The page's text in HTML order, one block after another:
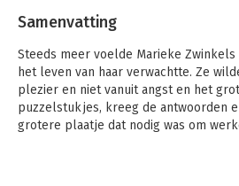
Samenvatting
Steeds meer voelde Marieke
het leven van haar verwachtte. Ze
plezier en niet vanuit angst en het
puzzelstukjes, kreeg de antwoorden
grotere plaatje dat nodig was om